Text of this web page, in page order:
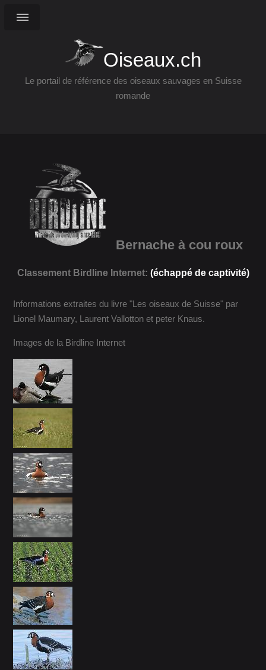
Oiseaux.ch
Le portail de référence des oiseaux sauvages en Suisse
romande
Bernache à cou roux
Classement Birdline Internet: (échappé de captivité)
Informations extraites du livre "Les oiseaux de Suisse" par
Lionel Maumary, Laurent Vallotton et peter Knaus.
Images de la Birdline Internet